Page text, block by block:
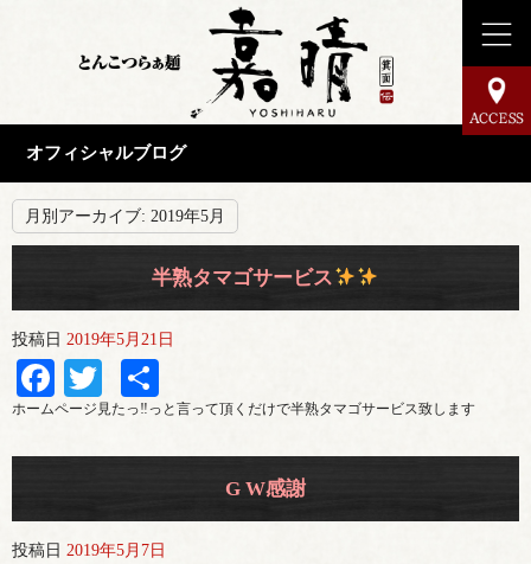
オフィシャルブログ
月別アーカイブ: 2019年5月
半熟タマゴサービス
投稿日 2019年5月21日
Facebook
Twitter
有
ホームページ見たっ‼︎っと言って頂くだけで半熟タマゴサービス致します
G W感謝
投稿日 2019年5月7日